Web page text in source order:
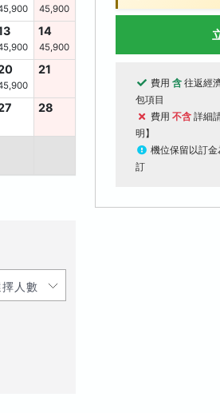
45,900
14
45,900
21
28
費用 含 往返經
包項目
費用 不含 詳細
明】
機位保留以訂
訂